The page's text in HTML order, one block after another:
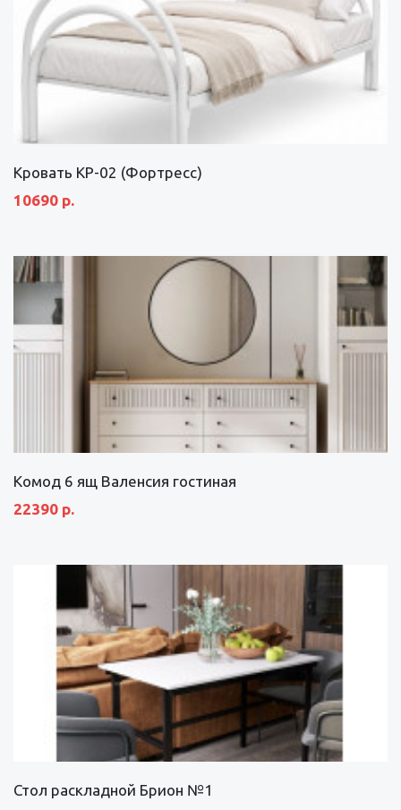
Кровать КР-02 (Фортресс)
10690 р.
Комод 6 ящ Валенсия гостиная
22390 р.
Стол раскладной Брион №1